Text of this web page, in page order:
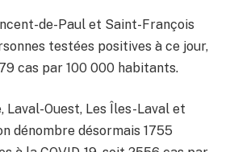
de-Paul et Saint-François
testées positives à ce jour,
cas par 100 000 habitants.
Laval-Ouest, Les Îles-Laval et
dénombre désormais 1755